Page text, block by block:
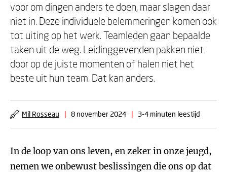
voor om dingen anders te doen, maar slagen daar
niet in. Deze individuele belemmeringen komen ook
tot uiting op het werk. Teamleden gaan bepaalde
taken uit de weg. Leidinggevenden pakken niet
door op de juiste momenten of halen niet het
beste uit hun team. Dat kan anders.
Mil Rosseau | 8 november 2024 | 3-4 minuten leestijd
In de loop van ons leven, en zeker in onze jeugd,
nemen we onbewust beslissingen die ons op dat